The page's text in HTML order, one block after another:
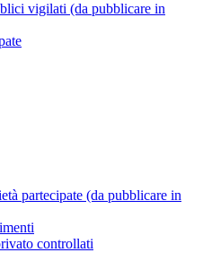
vigilati (da pubblicare in
partecipate (da pubblicare in
controllati